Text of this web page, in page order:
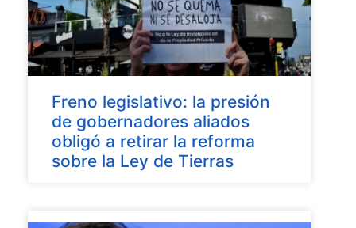
Freno legislativo: la presión
de gobernadores aliados
obligó a retirar la reforma
sobre la Ley de Tierras